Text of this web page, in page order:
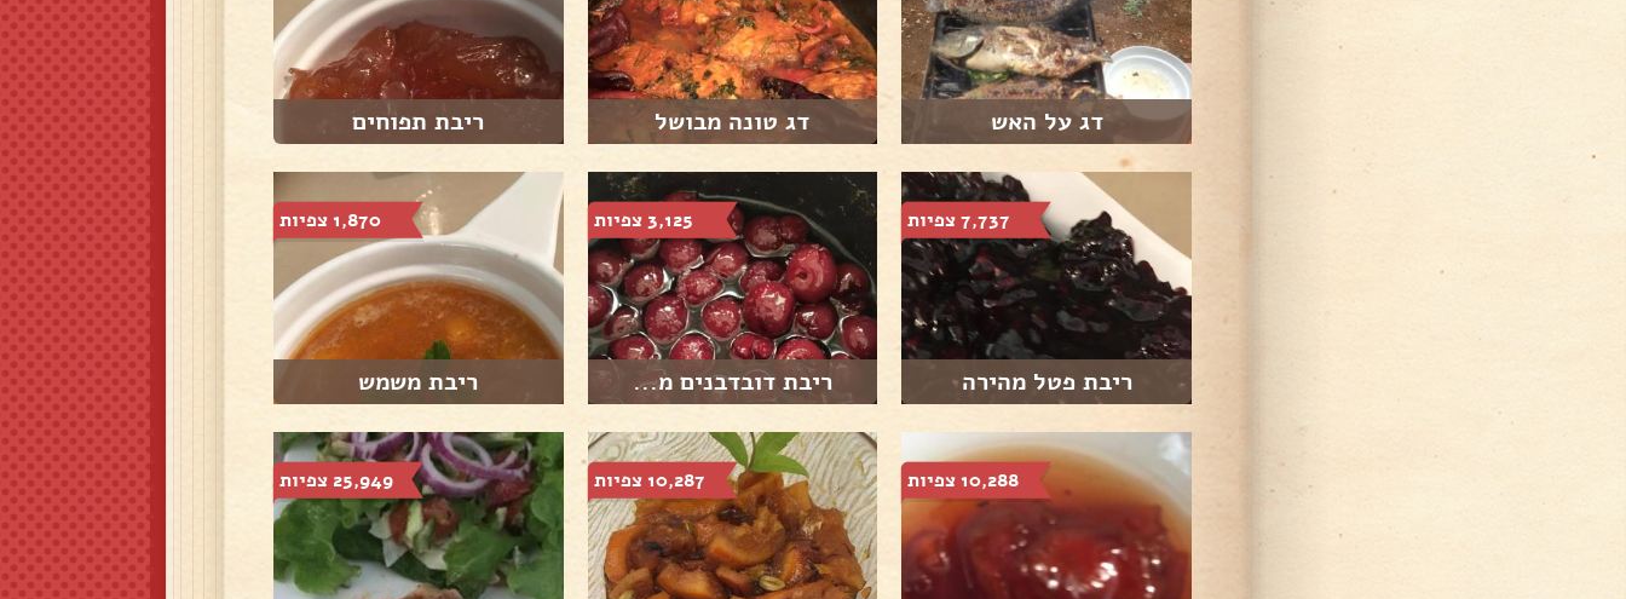
דג על האש דג טונה מבושל ריבת תפוחים
7,737 צפיות
ריבת פטל מהירה
3,125 צפיות
ריבת דובדבנים מ...
1,870 צפיות
ריבת משמש
10,288 צפיות 10,287 צפיות 25,949 צפיות